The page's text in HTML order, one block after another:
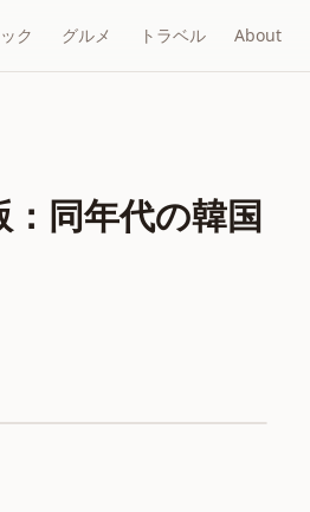
ク グルメ トラベル About
同年代の韓国